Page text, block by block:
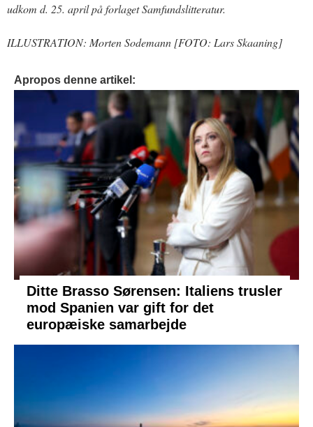
udkom d. 25. april på forlaget Samfundslitteratur.
ILLUSTRATION: Morten Sodemann [FOTO: Lars Skaaning]
Apropos denne artikel:
Ditte Brasso Sørensen: Italiens trusler
mod Spanien var gift for det
europæiske samarbejde